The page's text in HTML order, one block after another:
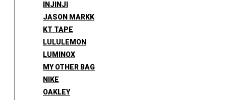
INJINJI
JASON MARKK
KT TAPE
LULULEMON
LUMINOX
MY OTHER BAG
NIKE
OAKLEY